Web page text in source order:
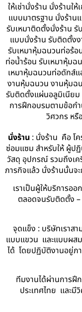
ให้เช่านั่งร้าน นั่งร้านใ
แบบมาตรฐาน นั่งร้า
รับเหมาติดตั้งนั่งร้าน
แบบนั่งร้าน รับติดตั้ง
รับเหมาหุ้มฉนวนท่อร้อ
ท่อน้ำร้อน รับเหมาหุ้มฉ
เหมาหุ้มฉนวนท่อดักส์
งานหุ้มฉนวน งานหุ้มฉ
รับติดตั้งแผ่นอลูมิเนียม
การฝึกอบรมตามข้อก
วิศวกร หรื
นั่งร้าน : นั่งร้าน คือ โค
ซ่อมแซม สำหรับให้ ผู้ป
วัสดุ อุปกรณ์ รวมถึงเค
ภารกิจแล้ว นั่งร้านนั้นจ
เราเป็นผู้ให้บริการ
ตลอดจนรับติดตั้ง –
จุดแข็ง : บริษัทเราส
แบบแขวน และแบบผส
ได้ โดยปฏิบัติงานอยู่ภ
ทีมงานได้ผ่านการฝึ
ประเทศไทย และ